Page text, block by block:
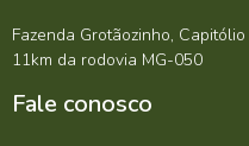
Fazenda Grotãozinho,
11km da rodovia MG-050
Fale conosco